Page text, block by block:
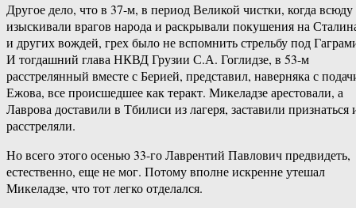
Другое дело, что в 37-м, в период Великой чистки, когда всюду
изыскивали врагов народа и раскрывали покушения на
и других вождей, грех было не вспомнить стрельбу под
И тогдашний глава НКВД Грузии С.А. Гоглидзе, в 53-м
расстрелянный вместе с Берией, представил, наверняка с
Ежова, все происшедшее как теракт. Микеладзе арестовали, а
Лаврова доставили в Тбилиси из лагеря, заставили признаться
расстреляли.
Но всего этого осенью 33-го Лаврентий Павлович предвидеть,
естественно, еще не мог. Потому вполне искренне утешал
Микеладзе, что тот легко отделался.